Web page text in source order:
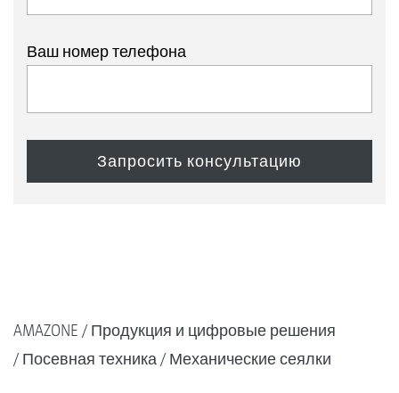
Ваш номер телефона
AMAZONE
Продукция и цифровые решения
Посевная техника
Механические сеялки